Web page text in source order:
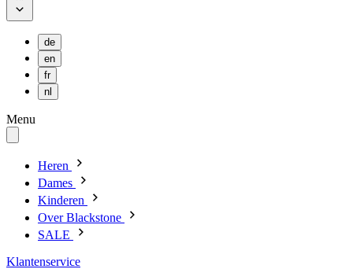
de
en
fr
nl
Menu
Heren
Dames
Kinderen
Over Blackstone
SALE
Klantenservice